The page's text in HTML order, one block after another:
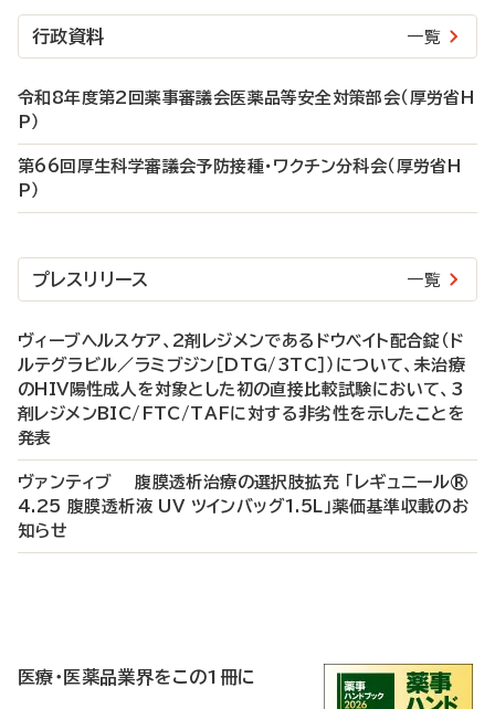
行政資料 一覧
令和8年度第2回薬事審議会医薬品等安全対策部会（厚労省H
P）
第66回厚生科学審議会予防接種・ワクチン分科会（厚労省H
P）
プレスリリース 一覧
ヴィーブヘルスケア、2剤レジメンであるドウベイト配合錠（ド
ルテグラビル／ラミブジン［DTG/3TC］）について、未治療
のHIV陽性成人を対象とした初の直接比較試験において、3
剤レジメンBIC/FTC/TAFに対する非劣性を示したことを
発表
ヴァンティブ 腹膜透析治療の選択肢拡充 「レギュニール®
4.25 腹膜透析液 UV ツインバッグ1.5L」薬価基準収載のお
知らせ
医療・医薬品業界をこの1冊に